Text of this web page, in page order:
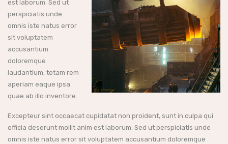
est laborum. Sed ut
perspiciatis unde
omnis iste natus error
sit voluptatem
accusantium
doloremque
laudantium, totam rem
aperiam eaque ipsa
quae ab illo inventore.
Excepteur sint occaecat cupidatat non proident, sunt in culpa qui
officia deserunt mollit anim est laborum. Sed ut perspiciatis unde
omnis iste natus error sit voluptatem accusantium doloremque